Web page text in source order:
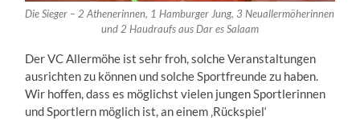
Die Sieger – 2 Athenerinnen, 1 Hamburger Jung, 3 Neuallermöherinnen
und 2 Haudraufs aus Dar es Salaam
Der VC Allermöhe ist sehr froh, solche Veranstaltungen
ausrichten zu können und solche Sportfreunde zu haben.
Wir hoffen, dass es möglichst vielen jungen Sportlerinnen
und Sportlern möglich ist, an einem ‚Rückspiel‘